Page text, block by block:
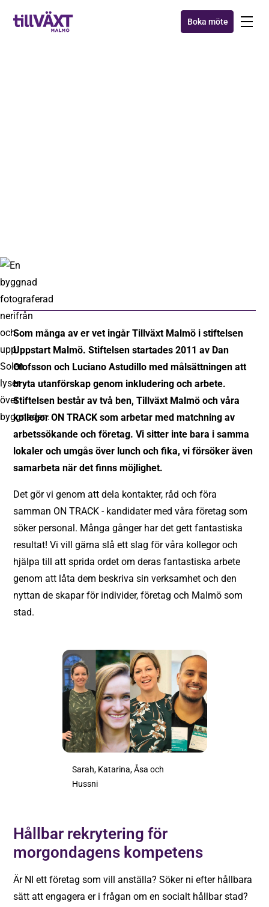
Boka möte
Som många av er vet ingår Tillväxt Malmö i stiftelsen
Uppstart Malmö. Stiftelsen startades 2011 av Dan
Olofsson och Luciano Astudillo med målsättningen att
bryta utanförskap genom inkludering och arbete.
Stiftelsen består av två ben, Tillväxt Malmö och våra
kollegor ON TRACK som arbetar med matchning av
arbetssökande och företag. Vi sitter inte bara i samma
lokaler och umgås över lunch och fika, vi försöker även
samarbeta när det finns möjlighet.
Det gör vi genom att dela kontakter, råd och föra
samman ON TRACK - kandidater med våra företag som
söker personal. Många gånger har det gett fantastiska
resultat! Vi vill gärna slå ett slag för våra kollegor och
hjälpa till att sprida ordet om deras fantastiska arbete
genom att låta dem beskriva sin verksamhet och den
nyttan de skapar för individer, företag och Malmö som
stad.
Sarah, Katarina, Åsa och
Hussni
Hållbar rekrytering för
morgondagens kompetens
Är NI ett företag som vill anställa? Söker ni efter hållbara
sätt att engagera er i frågan om en socialt hållbar stad?